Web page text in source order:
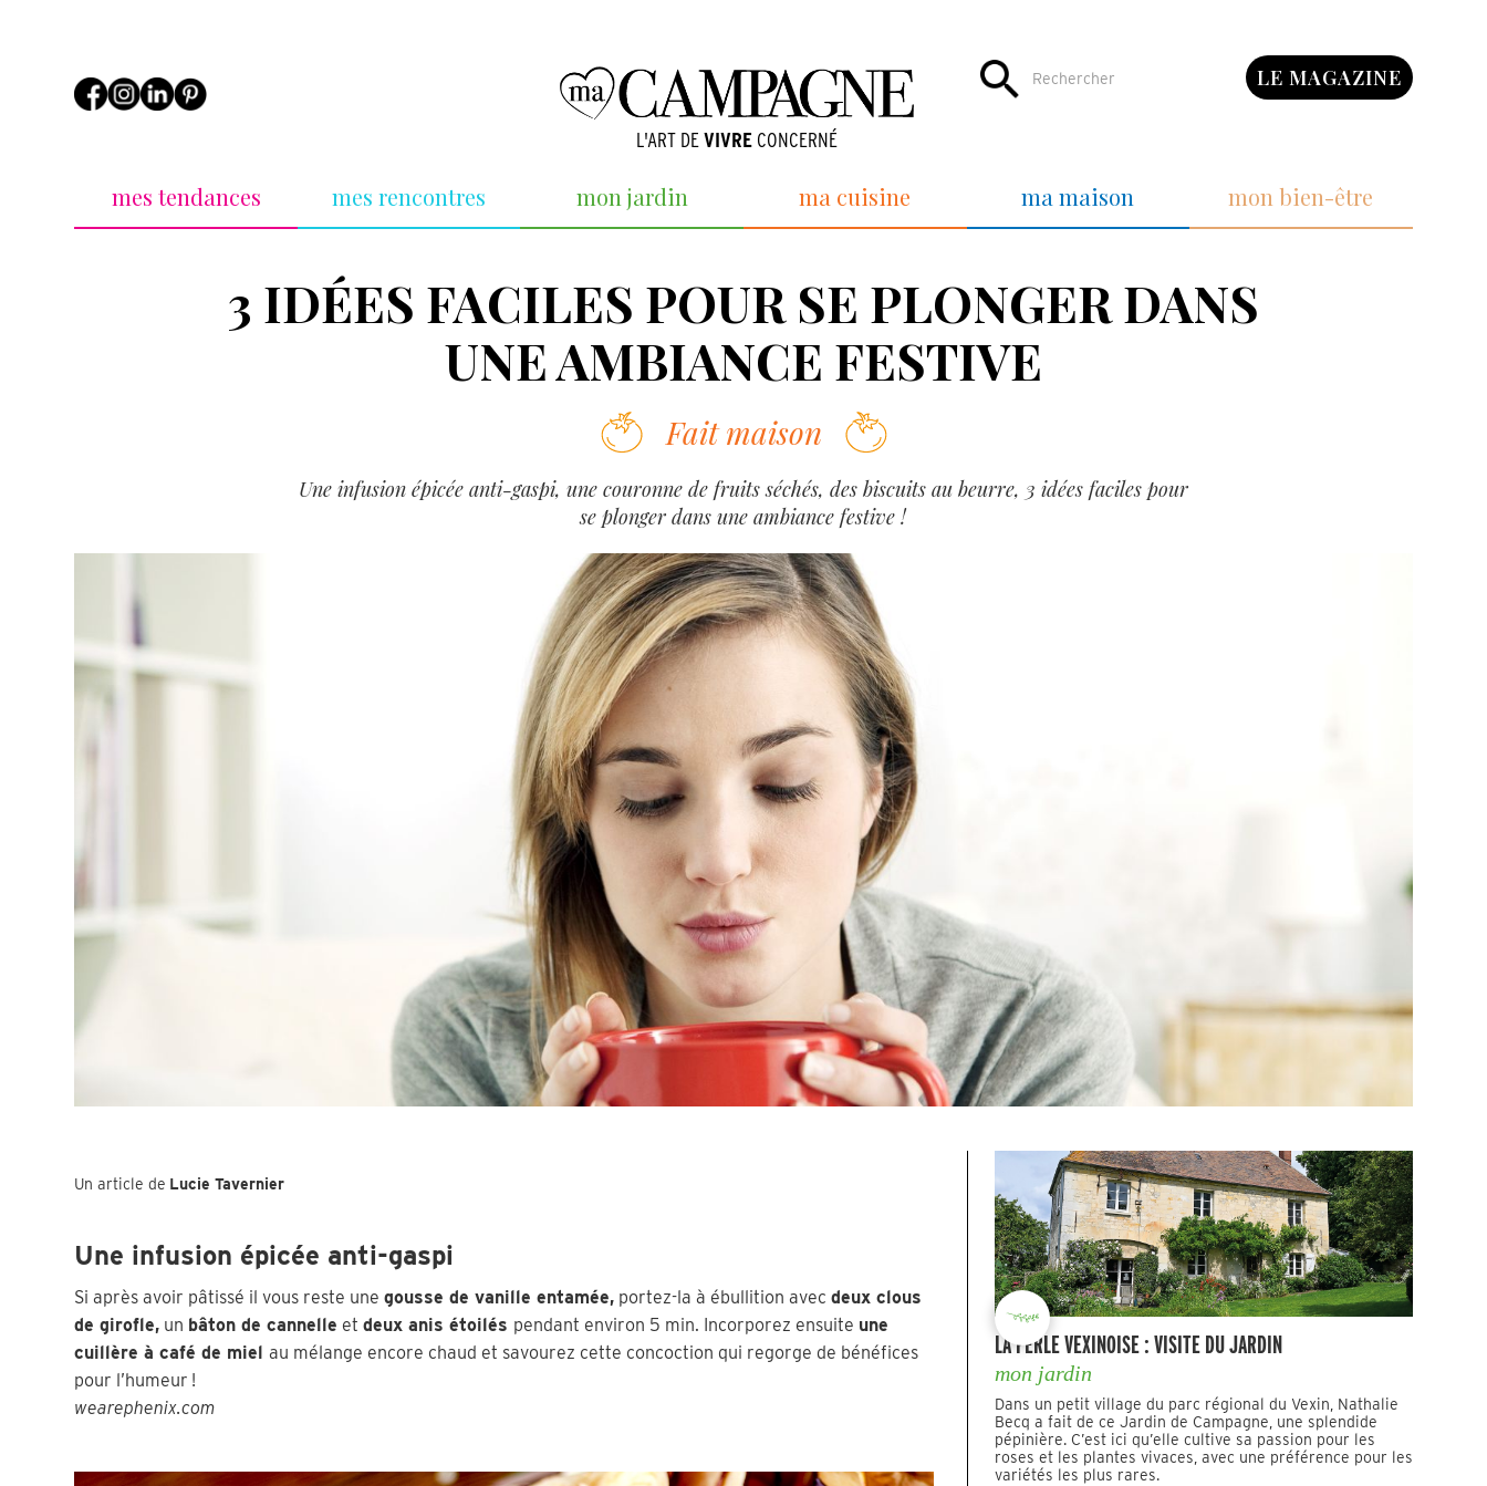
L'ART DEVIVRECONCERNÉ
LE MAGAZINE
mes tendances mes rencontres mon jardin ma cuisine ma maison mon bien-être
3 IDÉES FACILES POUR SE PLONGER DANS
UNE AMBIANCE FESTIVE
Fait maison
Une infusion épicée anti-gaspi, une couronne de fruits séchés, des biscuits au beurre, 3 idées faciles pour
se plonger dans une ambiance festive !
Un article de Lucie Tavernier
Une infusion épicée anti-gaspi
Si après avoir pâtissé il vous reste unegousse de vanille entamée, portez-la à ébullition avecdeux clous
de girofle, un bâton de cannelle etdeux anis étoilés pendant environ 5 min. Incorporez ensuite une
cuillère à café de mielau mélange encore chaud et savourez cette concoction qui regorge de bénéfices
pour l’humeur !
wearephenix.com
LA PERLE VEXINOISE : VISITE DU JARDIN
mon jardin
Dans un petit village du parc régional du Vexin, Nathalie
Becq a fait de ce Jardin de Campagne, une splendide
pépinière. C’est ici qu’elle cultive sa passion pour les
roses et les plantes vivaces, avec une préférence pour les
variétés les plus rares.